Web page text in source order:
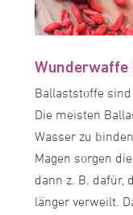
Ballaststoffe
Die meisten
Wasser zu
Magen sorgen
dann z. B. dafür,
länger verweilt.